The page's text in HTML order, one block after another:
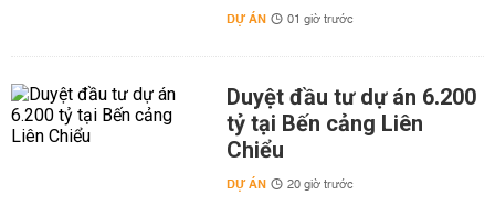
DỰ ÁN 01 giờ trước
Duyệt đầu tư dự án 6.200
tỷ tại Bến cảng Liên
Chiểu
DỰ ÁN 20 giờ trước